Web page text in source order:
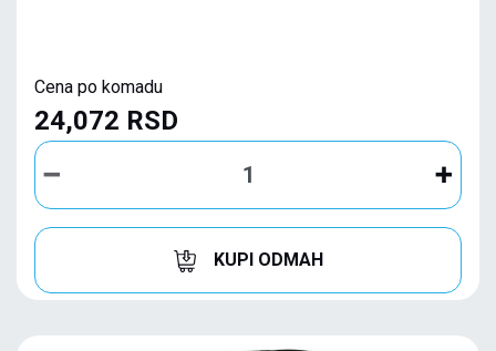
Cena po komadu
24,072 RSD
KUPI ODMAH